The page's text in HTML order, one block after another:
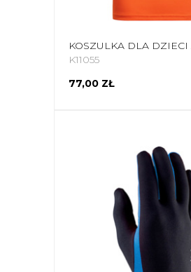
K11055
77,00 ZŁ